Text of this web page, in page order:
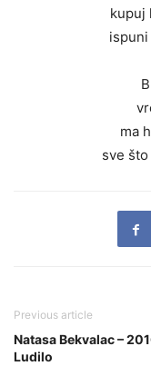
kupuj
ma
sve
Previous article
Natasa Bekvalac –
Ludilo